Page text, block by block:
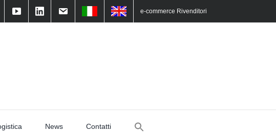
e-commerce Rivenditori
News Contatti